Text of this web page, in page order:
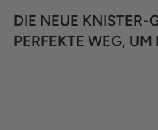
DIE NEUE KNISTER-
PERFEKTE WEG,